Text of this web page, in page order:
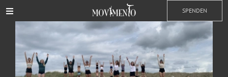
Zum
Inhalt
springen
Toggle
Navigation
Training
SPENDEN
Zeige
grösseres
Bild